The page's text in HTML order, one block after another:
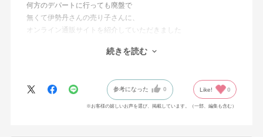
何方のデパートに行っても廃盤で
無くて伊勢丹さんの売り子さんに、
オンライン通販サイトを紹介していただきました
続きを読む
参考になった 0 Like! 0
※お客様の嬉しいお声を選び、掲載しています。（一部、編集も含む）